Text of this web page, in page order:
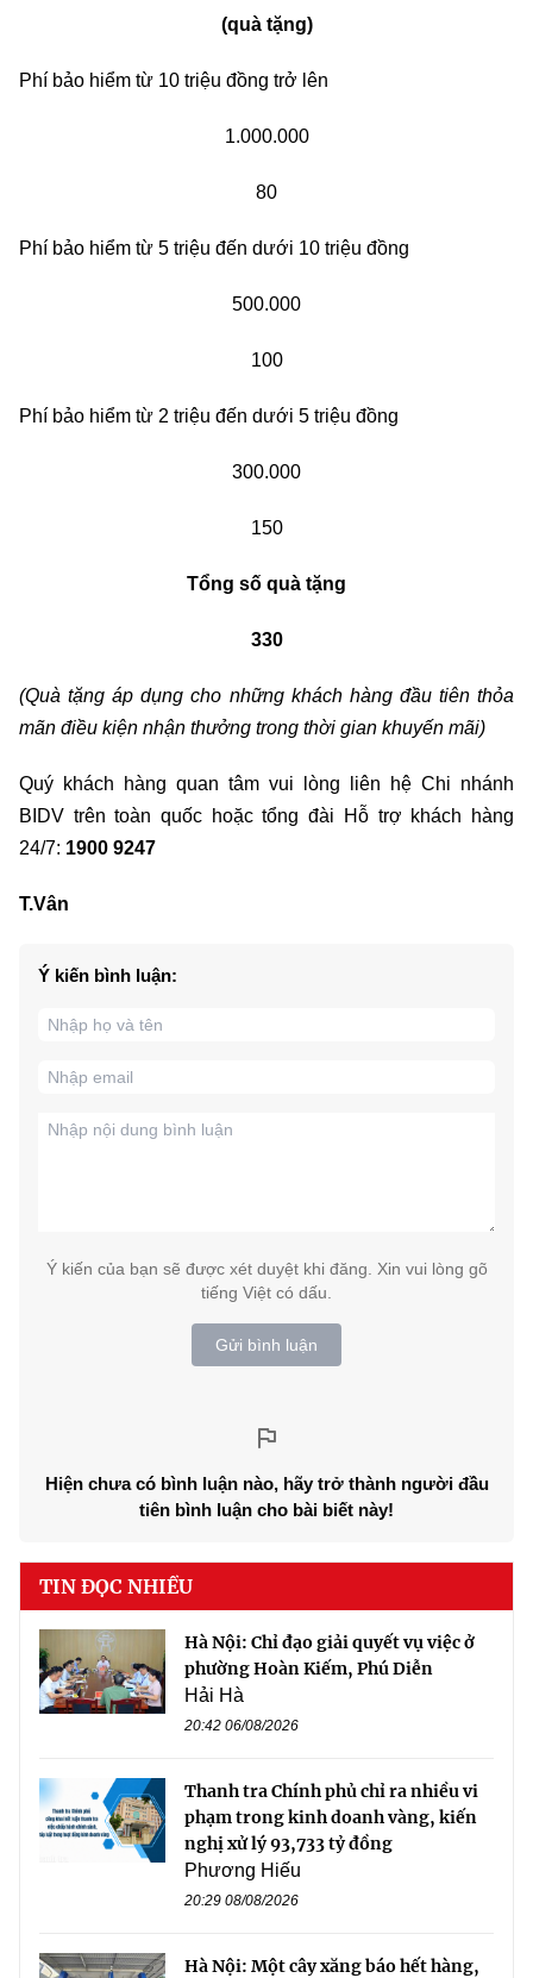
(quà tặng)
Phí bảo hiểm từ 10 triệu đồng trở lên
1.000.000
80
Phí bảo hiểm từ 5 triệu đến dưới 10 triệu đồng
500.000
100
Phí bảo hiểm từ 2 triệu đến dưới 5 triệu đồng
300.000
150
Tổng số quà tặng
330
(Quà tặng áp dụng cho những khách hàng đầu tiên thỏa
mãn điều kiện nhận thưởng trong thời gian khuyến mãi)
Quý khách hàng quan tâm vui lòng liên hệ Chi nhánh
BIDV trên toàn quốc hoặc tổng đài Hỗ trợ khách hàng
24/7: 1900 9247
T.Vân
Ý kiến bình luận:
Ý kiến của bạn sẽ được xét duyệt khi đăng. Xin vui lòng gõ
tiếng Việt có dấu.
Gửi bình luận
Hiện chưa có bình luận nào, hãy trở thành người đầu
tiên bình luận cho bài biết này!
TIN ĐỌC NHIỀU
Hà Nội: Chỉ đạo giải quyết vụ việc ở
phường Hoàn Kiếm, Phú Diễn
Hải Hà
20:42 06/08/2026
Thanh tra Chính phủ chỉ ra nhiều vi
phạm trong kinh doanh vàng, kiến
nghị xử lý 93,733 tỷ đồng
Phương Hiếu
20:29 08/08/2026
Hà Nội: Một cây xăng báo hết hàng,